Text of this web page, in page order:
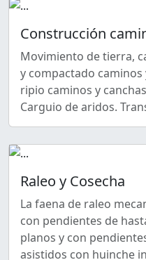
Construcción
Movimiento de tierra,
y compactado caminos
ripio caminos y
Carguio de aridos.
Raleo y Cosecha
La faena de raleo
con pendientes de
planos y con
asistidos con huinche